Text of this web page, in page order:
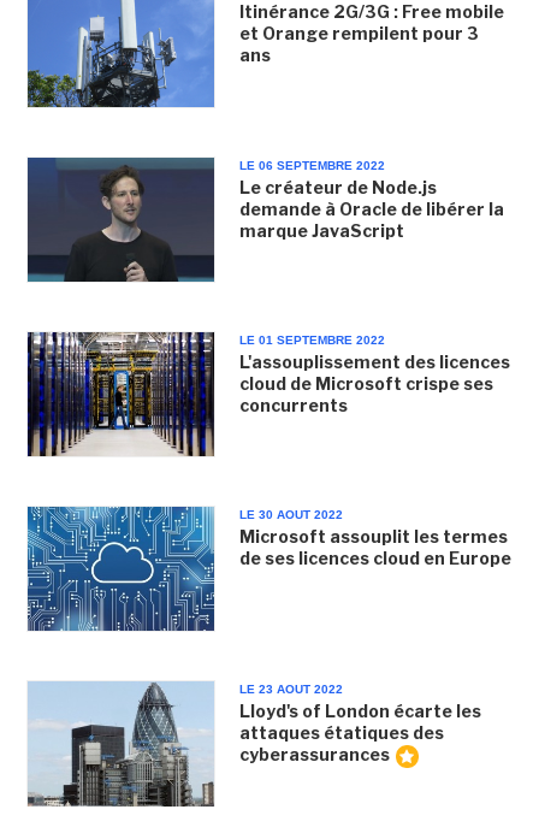
Itinérance 2G/3G : Free mobile
et Orange rempilent pour 3
ans
LE 06 SEPTEMBRE 2022
Le créateur de Node.js
demande à Oracle de libérer la
marque JavaScript
LE 01 SEPTEMBRE 2022
L'assouplissement des licences
cloud de Microsoft crispe ses
concurrents
LE 30 AOUT 2022
Microsoft assouplit les termes
de ses licences cloud en Europe
LE 23 AOUT 2022
Lloyd's of London écarte les
attaques étatiques des
cyberassurances